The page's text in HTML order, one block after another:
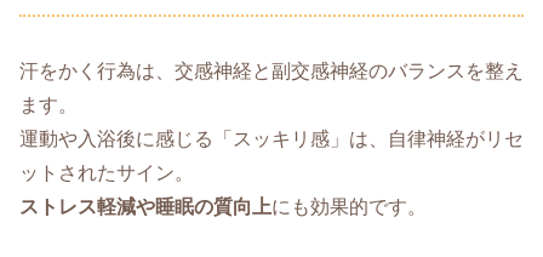
汗をかく行為は、交感神経と副交感神経のバランスを整え
ます。
運動や入浴後に感じる「スッキリ感」は、自律神経がリセ
ットされたサイン。
ストレス軽減や睡眠の質向上にも効果的です。